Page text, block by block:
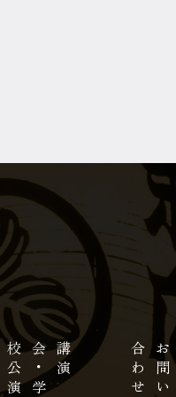
お
問
い
合
わ
せ
講
演
会
・
学
校
公
演